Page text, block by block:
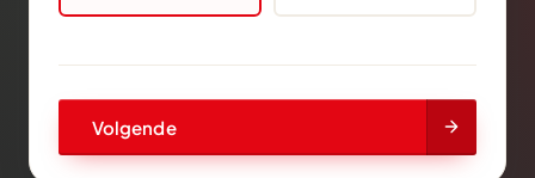
Volgende